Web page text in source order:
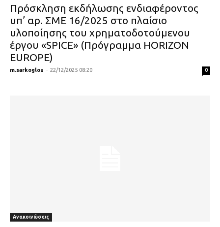
Πρόσκληση εκδήλωσης ενδιαφέροντος
υπ’ αρ. ΣΜΕ 16/2025 στο πλαίσιο
υλοποίησης του χρηματοδοτούμενου
έργου «SPICE» (Πρόγραμμα HORIZON
EUROPE)
m.sarkoglou - 22/12/2025 08:20 0
Ανακοινώσεις